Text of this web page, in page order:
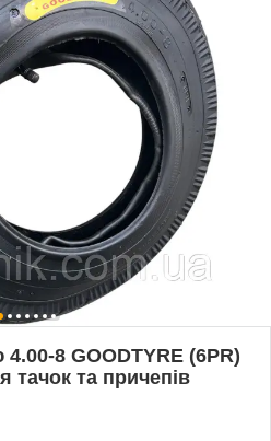
8 GOODTYRE (6PR)
та причепів